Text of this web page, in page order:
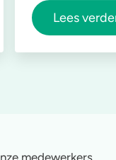
Lees
medewerkers